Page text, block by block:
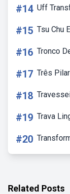
#14 Uff
#15 Tsu Chu
#16 Tronco
#17 Três
#18
#19 Trava
#20
Related Posts